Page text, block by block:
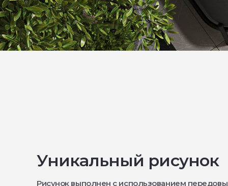
Уникальный рисунок
Рисунок выполнен с использованием